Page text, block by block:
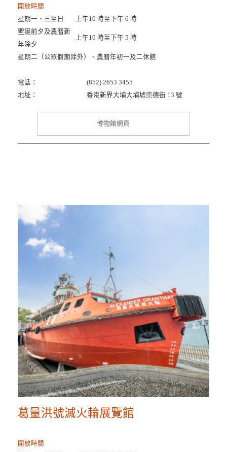
開放時間
星期一、三至日
上午10 時至下午 6 時
聖誕前夕及農曆新
年除夕
上午10 時至下午 5 時
星期二（公眾假期除外）、農曆年初一及二休館
電話：
(852) 2653 3455
地址：
香港新界大埔大埔墟崇德街 13 號
博物館網頁
葛量洪號滅火輪展覽館
開放時間